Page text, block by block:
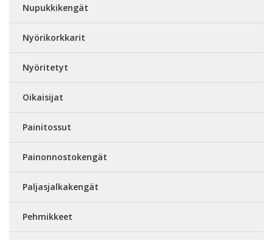
Nupukkikengät
Nyörikorkkarit
Nyöritetyt
Oikaisijat
Painitossut
Painonnostokengät
Paljasjalkakengät
Pehmikkeet